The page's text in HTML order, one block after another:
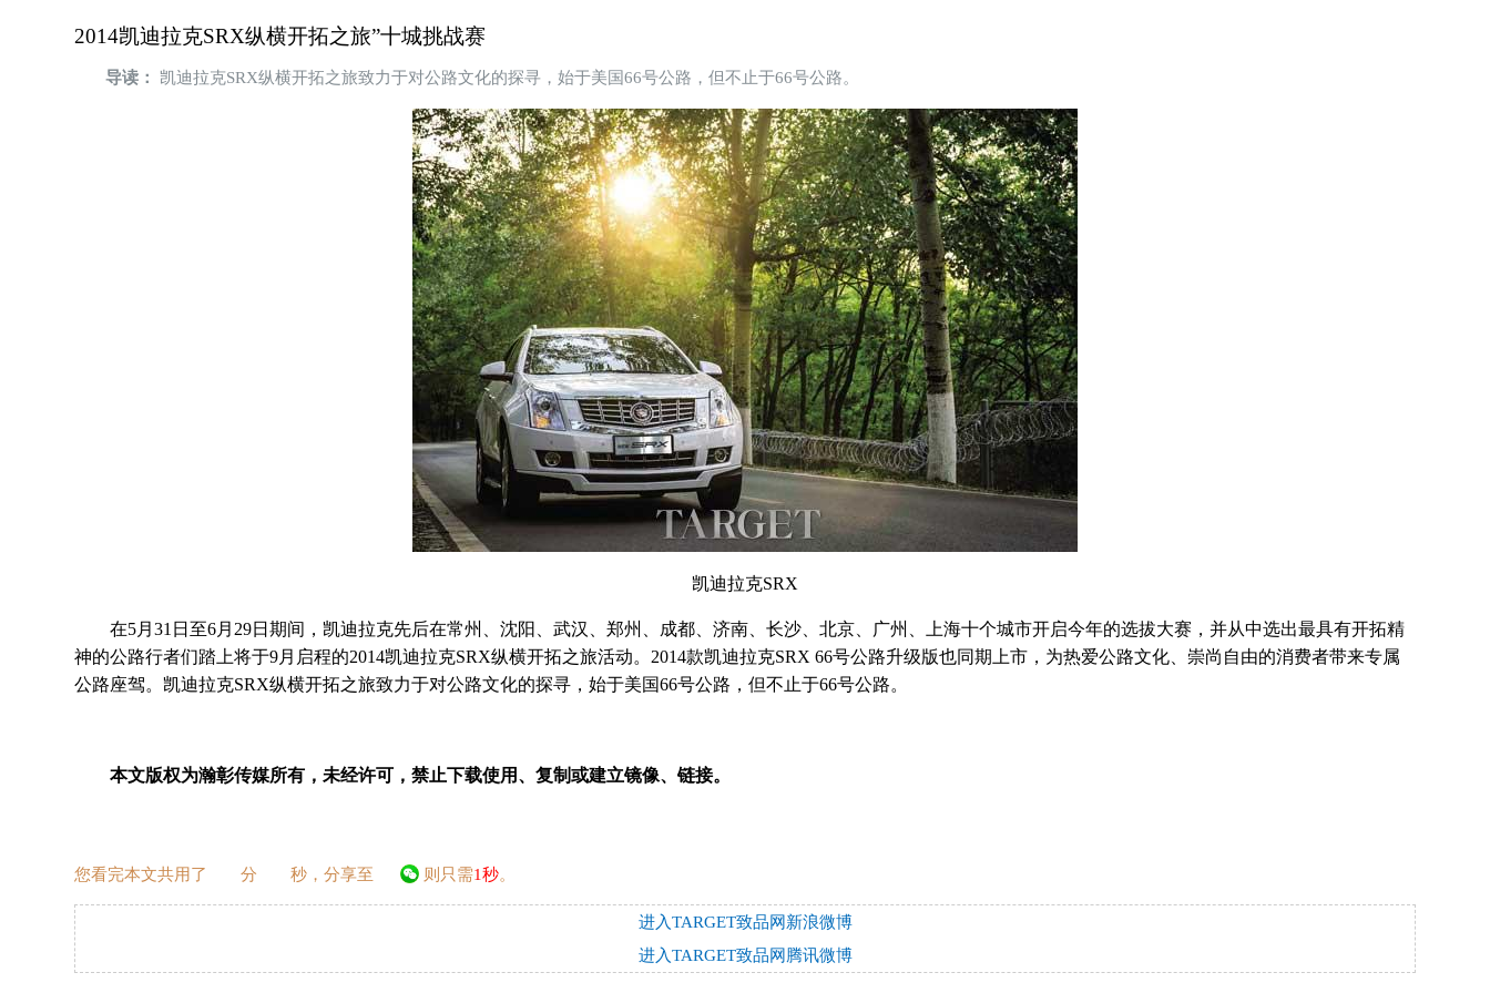
2014凯迪拉克SRX纵横开拓之旅”十城挑战赛
导读： 凯迪拉克SRX纵横开拓之旅致力于对公路文化的探寻，始于美国66号公路，但不止于66号公路。
凯迪拉克SRX
在5月31日至6月29日期间，凯迪拉克先后在常州、沈阳、武汉、郑州、成都、济南、长沙、北京、广州、上海十个城市开启今年的选拔大赛，并从中选出最具有开拓精
神的公路行者们踏上将于9月启程的2014凯迪拉克SRX纵横开拓之旅活动。2014款凯迪拉克SRX 66号公路升级版也同期上市，为热爱公路文化、崇尚自由的消费者带来专属
公路座驾。凯迪拉克SRX纵横开拓之旅致力于对公路文化的探寻，始于美国66号公路，但不止于66号公路。
本文版权为瀚彰传媒所有，未经许可，禁止下载使用、复制或建立镜像、链接。
您看完本文共用了 分 秒，分享至 则只需1秒。
进入TARGET致品网新浪微博
进入TARGET致品网腾讯微博